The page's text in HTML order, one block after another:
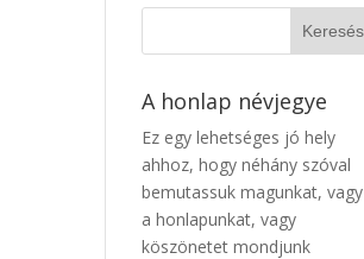
A honlap névjegye
Ez egy lehetséges jó hely
ahhoz, hogy néhány szóval
bemutassuk magunkat, vagy
a honlapunkat, vagy
köszönetet mondjunk